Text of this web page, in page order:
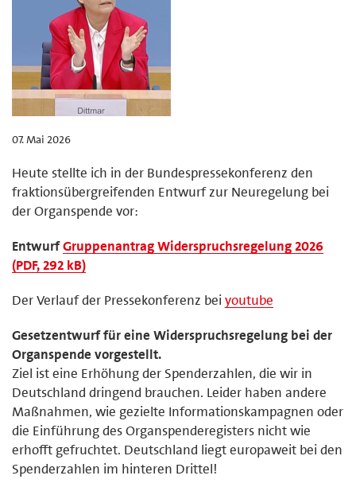
07. Mai 2026
Heute stellte ich in der Bundespressekonferenz den
fraktionsübergreifenden Entwurf zur Neuregelung bei
der Organspende vor:
EntwurfGruppenantrag Widerspruchsregelung 2026
(PDF, 292 kB)
Der Verlauf der Pressekonferenz bei youtube
Gesetzentwurf für eine Widerspruchsregelung bei der
Organspende vorgestellt.
Ziel ist eine Erhöhung der Spenderzahlen, die wir in
Deutschland dringend brauchen. Leider haben andere
Maßnahmen, wie gezielte Informationskampagnen oder
die Einführung des Organspenderegisters nicht wie
erhofft gefruchtet. Deutschland liegt europaweit bei den
Spenderzahlen im hinteren Drittel!